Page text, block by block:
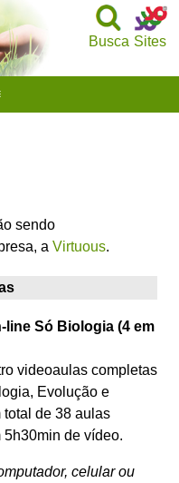
Sites
Busca
sendo
aVirtuous.
line Só Biologia (4 em
videoaulas completas
Evolução e
total de 38 aulas
de vídeo.
celular ou